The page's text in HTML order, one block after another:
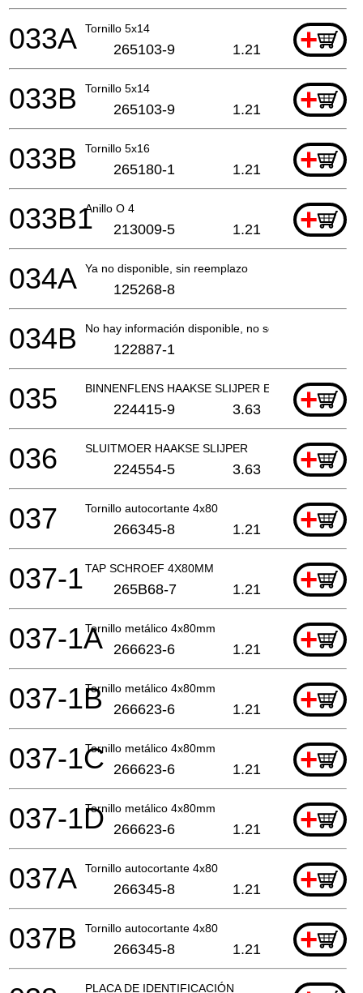
Tornillo 5x14 +
033A 265103-9 1.21
Tornillo 5x14 +
033B 265103-9 1.21
Tornillo 5x16 +
033B 265180-1 1.21
Anillo O 4 +
033B1 213009-5 1.21
Ya no disponible, sin reemplazo
034A 125268-8
No hay información disponible, no se puede pedir
034B 122887-1
BINNENFLENS HAAKSE SLIJPER EN +
035 224415-9 3.63
SLUITMOER HAAKSE SLIJPER +
036 224554-5 3.63
Tornillo autocortante 4x80 +
037 266345-8 1.21
TAP SCHROEF 4X80MM +
037-1 265B68-7 1.21
Tornillo metálico 4x80mm +
037-1A 266623-6 1.21
Tornillo metálico 4x80mm +
037-1B 266623-6 1.21
Tornillo metálico 4x80mm +
037-1C 266623-6 1.21
Tornillo metálico 4x80mm +
037-1D 266623-6 1.21
Tornillo autocortante 4x80 +
037A 266345-8 1.21
Tornillo autocortante 4x80 +
037B 266345-8 1.21
PLACA DE IDENTIFICACIÓN